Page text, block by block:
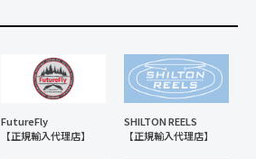
FutureFly
【正規輸入代理店】
SHILTON REELS
【正規輸入代理店】